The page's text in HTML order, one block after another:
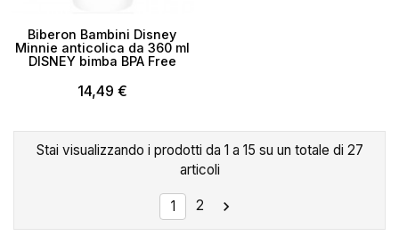
Biberon Bambini Disney
Minnie anticolica da 360 ml
DISNEY bimba BPA Free
14,49 €
Stai visualizzando i prodotti da 1 a 15 su un totale di 27
articoli
1 2 